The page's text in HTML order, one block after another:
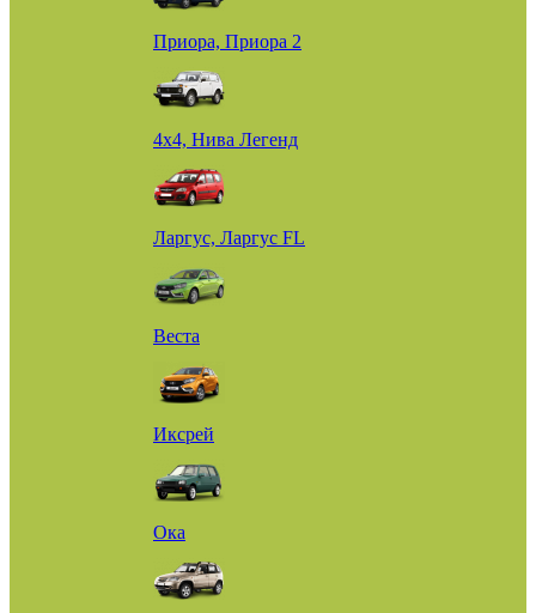
Приора, Приора 2
4х4, Нива Легенд
Ларгус, Ларгус FL
Веста
Иксрей
Ока